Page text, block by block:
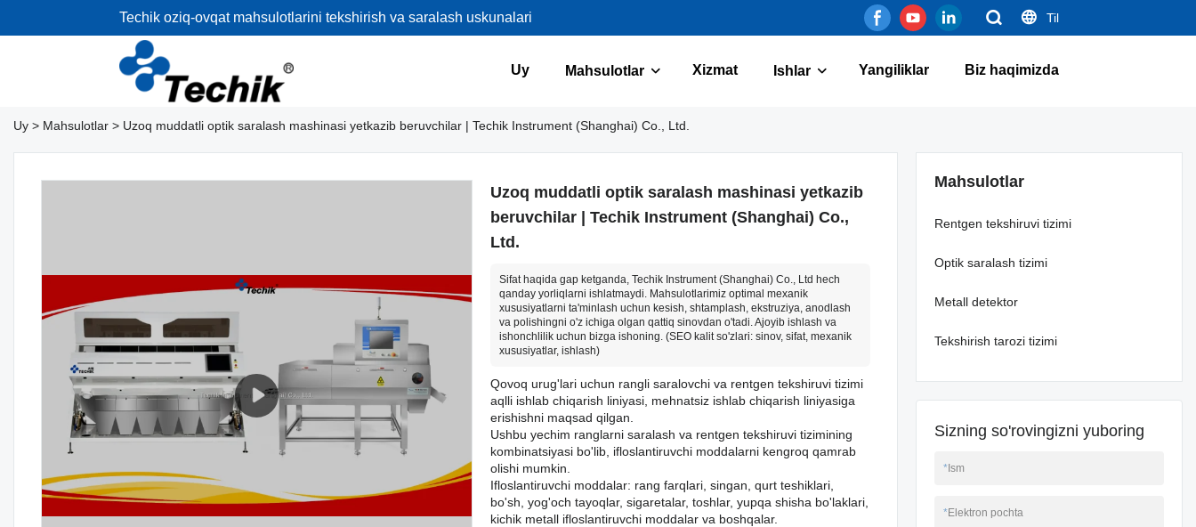
Techik oziq-ovqat mahsulotlarini tekshirish va saralash uskunalari Til
Uy Mahsulotlar Xizmat Ishlar Yangiliklar Biz haqimizda
Uy > Mahsulotlar > Uzoq muddatli optik saralash mashinasi yetkazib beruvchilar | Techik Instrument (Shanghai) Co., Ltd.
Uzoq muddatli optik saralash mashinasi yetkazib
beruvchilar | Techik Instrument (Shanghai) Co.,
Ltd.
Sifat haqida gap ketganda, Techik Instrument (Shanghai) Co., Ltd hech
qanday yorliqlarni ishlatmaydi. Mahsulotlarimiz optimal mexanik
xususiyatlarni ta'minlash uchun kesish, shtamplash, ekstruziya, anodlash
va polishingni o'z ichiga olgan qattiq sinovdan o'tadi. Ajoyib ishlash va
ishonchlilik uchun bizga ishoning. (SEO kalit so'zlari: sinov, sifat, mexanik
xususiyatlar, ishlash)
Qovoq urug'lari uchun rangli saralovchi va rentgen tekshiruvi tizimi
aqlli ishlab chiqarish liniyasi, mehnatsiz ishlab chiqarish liniyasiga
erishishni maqsad qilgan.
Ushbu yechim ranglarni saralash va rentgen tekshiruvi tizimining
kombinatsiyasi bo'lib, ifloslantiruvchi moddalarni kengroq qamrab
olishi mumkin.
Ifloslantiruvchi moddalar: rang farqlari, singan, qurt teshiklari,
bo'sh, yog'och tayoqlar, sigaretalar, toshlar, yupqa shisha bo'laklari,
kichik metall ifloslantiruvchi moddalar va boshqalar.
Mahsulotlar
Rentgen tekshiruvi tizimi
Optik saralash tizimi
Metall detektor
Tekshirish tarozi tizimi
Sizning so'rovingizni yuboring
* Ism
*Elektron pochta